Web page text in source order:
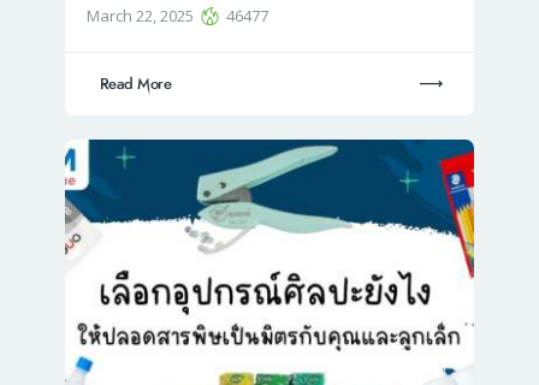
March 22, 2025 46477
Read More